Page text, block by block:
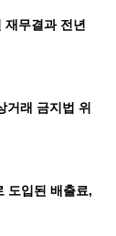
재무결과 전년
거래 금지법 위
도입된 배출료,